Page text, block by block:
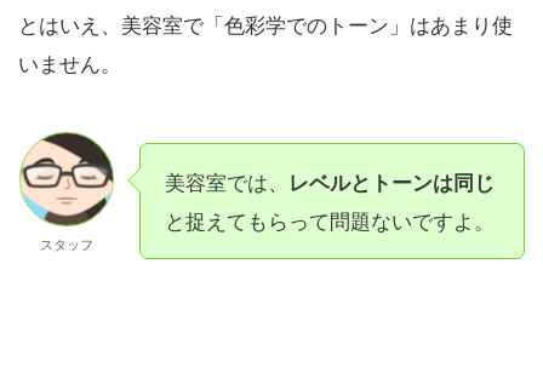
とはいえ、美容室で「色彩学でのトーン」はあまり使
いません。
スタッフ
美容室では、 レベルとトーンは同じ
と捉えてもらって問題ないですよ。